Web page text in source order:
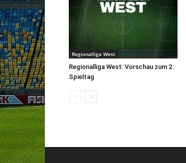
Regionalliga West
Regionalliga West: Vorschau zum 2.
Spieltag